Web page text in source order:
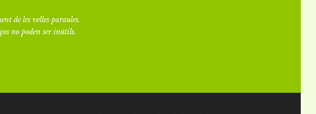
de les velles paraules.
no poden ser inútils.